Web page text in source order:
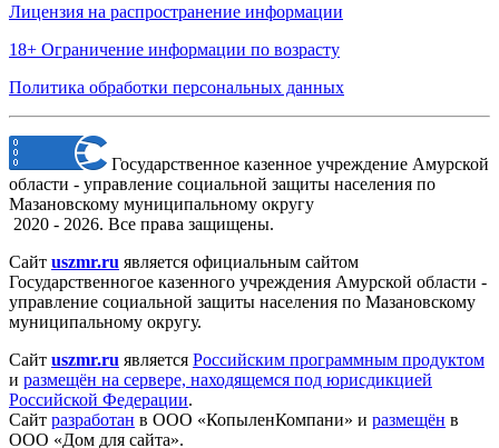
Лицензия на распространение информации
18+ Ограничение информации по возрасту
Политика обработки персональных данных
Государственное казенное учреждение Амурской
области - управление социальной защиты населения по
Мазановскому муниципальному округу
2020 - 2026. Все права защищены.
Сайт uszmr.ru является официальным сайтом
Государственногое казенного учреждения Амурской области -
управление социальной защиты населения по Мазановскому
муниципальному округу.
Сайт uszmr.ru является Российским программным продуктом
и размещён на сервере, находящемся под юрисдикцией
Российской Федерации.
Сайт разработан в ООО «КопыленКомпани» и размещён в
ООО «Дом для сайта».